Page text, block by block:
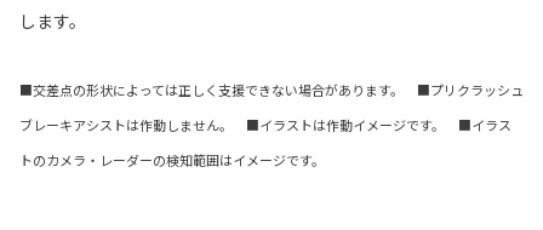
します。
■交差点の形状によっては正しく支援できない場合があります。 ■プリクラッシュ
ブレーキアシストは作動しません。 ■イラストは作動イメージです。 ■イラス
トのカメラ・レーダーの検知範囲はイメージです。